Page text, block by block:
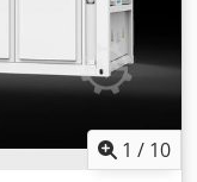
1 / 10